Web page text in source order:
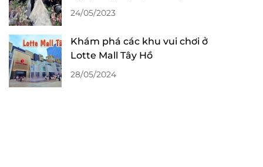
Hồ Chí Minh
24/05/2023
Khám phá các khu vui chơi ở
Lotte Mall Tây Hồ
28/05/2024